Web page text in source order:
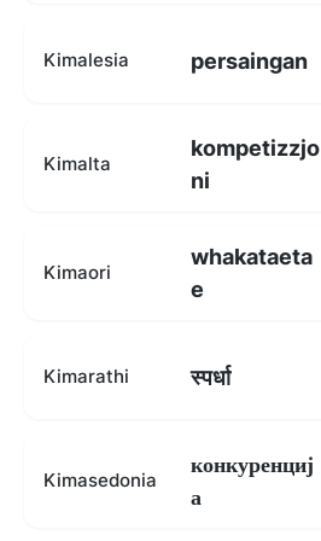
Kimalesia persaingan
Kimalta
kompetizzjo
ni
Kimaori
whakataeta
e
Kimarathi स्पर्धा
Kimasedonia
конкуренциј
а